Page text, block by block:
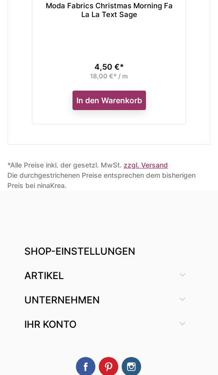
Moda Fabrics Christmas Morning Fa
La La Text Sage
Preis
4,50 €*
18,00 €* / m
In den Warenkorb
*Alle Preise inkl. der gesetzl. MwSt. zzgl. Versand
Die durchgestrichenen Preise entsprechen dem bisherigen
Preis bei ninaKrea.
SHOP-EINSTELLUNGEN
ARTIKEL 
UNTERNEHMEN 
IHR KONTO 
FacebookPinterest